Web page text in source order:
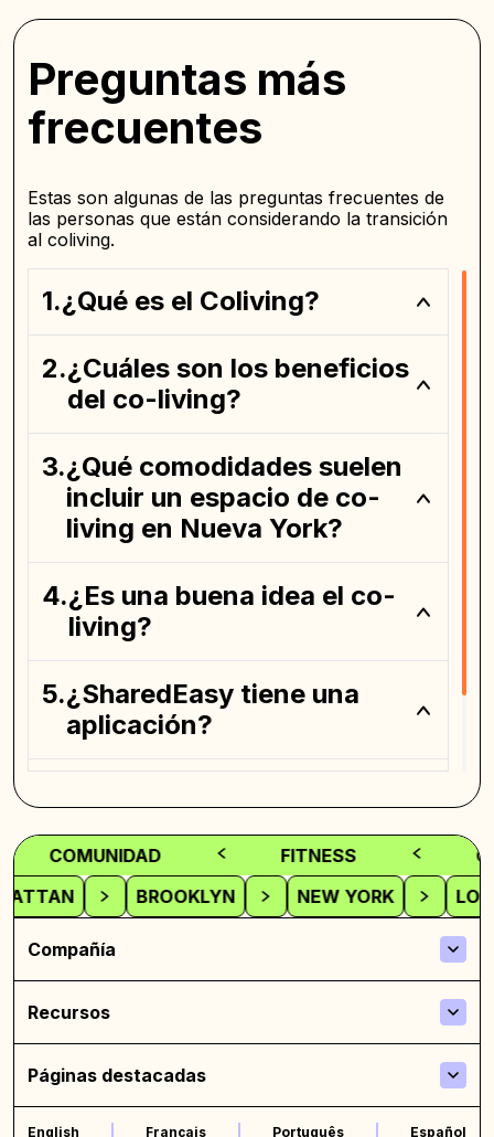
Preguntas más
frecuentes
Estas son algunas de las preguntas frecuentes de
las personas que están considerando la transición
al coliving.
¿Qué es el Coliving?
¿Cuáles son los beneficios
del co-living?
¿Qué comodidades suelen
incluir un espacio de co-
living en Nueva York?
¿Es una buena idea el co-
living?
¿SharedEasy tiene una
aplicación?
COMUNIDAD FITNESS
NEW YORK
BROOKLYN
Compañía
Recursos
Páginas destacadas
English Français Português Español